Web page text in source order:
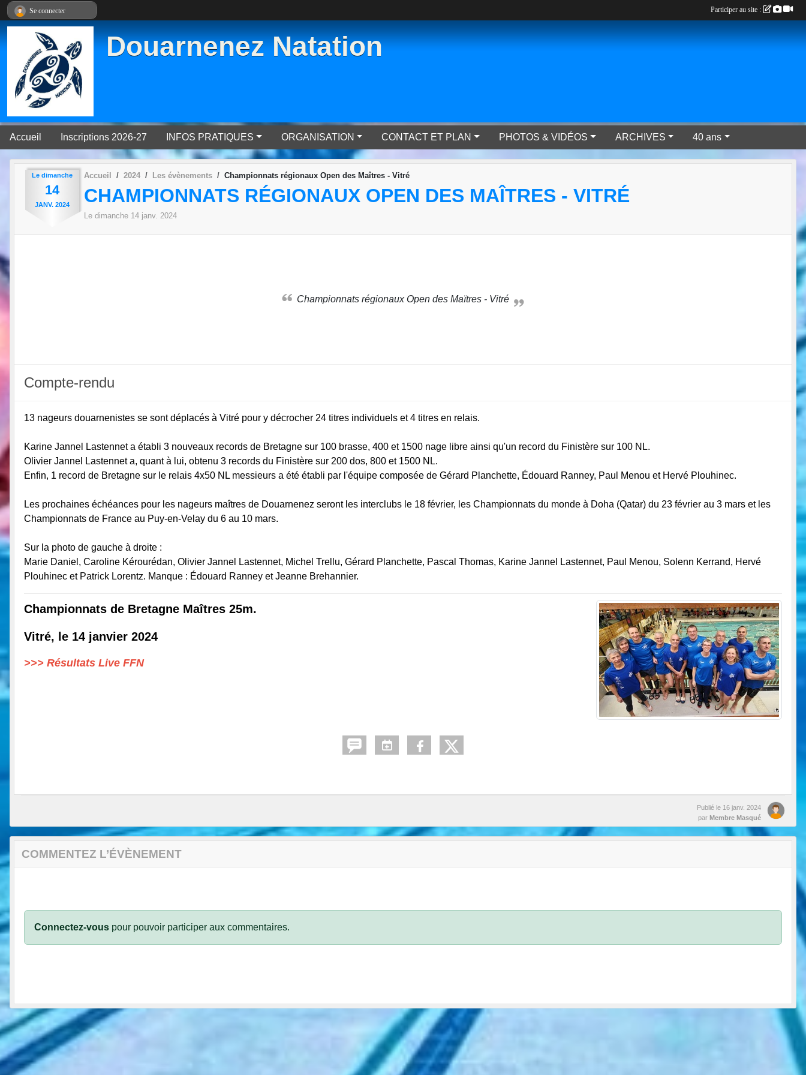
Douarnenez Natation
Accueil Inscriptions 2026-27 INFOS PRATIQUES ORGANISATION CONTACT ET PLAN PHOTOS & VIDÉOS ARCHIVES 40 ans
Le dimanche
14
JANV. 2024
Accueil 2024 Les évènements Championnats régionaux Open des Maîtres - Vitré
CHAMPIONNATS RÉGIONAUX OPEN DES MAÎTRES - VITRÉ
Le dimanche 14 janv. 2024
Championnats régionaux Open des Maïtres - Vitré
Compte-rendu
13 nageurs douarnenistes se sont déplacés à Vitré pour y décrocher 24 titres individuels et 4 titres en relais.
Karine Jannel Lastennet a établi 3 nouveaux records de Bretagne sur 100 brasse, 400 et 1500 nage libre ainsi qu'un record du Finistère sur 100 NL.
Olivier Jannel Lastennet a, quant à lui, obtenu 3 records du Finistère sur 200 dos, 800 et 1500 NL.
Enfin, 1 record de Bretagne sur le relais 4x50 NL messieurs a été établi par l'équipe composée de Gérard Planchette, Édouard Ranney, Paul Menou et Hervé Plouhinec.
Les prochaines échéances pour les nageurs maîtres de Douarnenez seront les interclubs le 18 février, les Championnats du monde à Doha (Qatar) du 23 février au 3 mars et les
Championnats de France au Puy-en-Velay du 6 au 10 mars.
Sur la photo de gauche à droite :
Marie Daniel, Caroline Kérourédan, Olivier Jannel Lastennet, Michel Trellu, Gérard Planchette, Pascal Thomas, Karine Jannel Lastennet, Paul Menou, Solenn Kerrand, Hervé
Plouhinec et Patrick Lorentz. Manque : Édouard Ranney et Jeanne Brehannier.
Championnats de Bretagne Maîtres 25m.
Vitré, le 14 janvier 2024
>>> Résultats Live FFN
Publié le 16 janv. 2024
par Membre Masqué
COMMENTEZ L’ÉVÈNEMENT
Connectez-vous pour pouvoir participer aux commentaires.
Se connecter Participer au site :
Panneau de gestion des cookies